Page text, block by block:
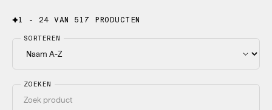
1 - 24 VAN 517 PRODUCTEN
ZOEKEN
SORTEREN